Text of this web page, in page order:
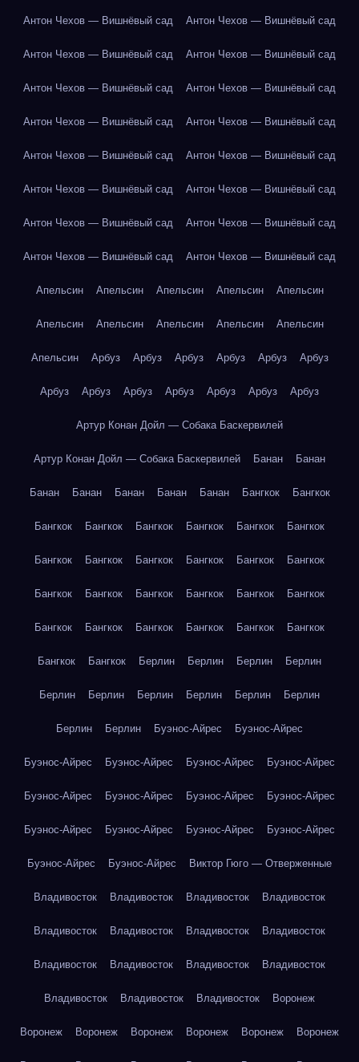
Антон Чехов — Вишнёвый сад Антон Чехов — Вишнёвый сад
Антон Чехов — Вишнёвый сад Антон Чехов — Вишнёвый сад
Антон Чехов — Вишнёвый сад Антон Чехов — Вишнёвый сад
Антон Чехов — Вишнёвый сад Антон Чехов — Вишнёвый сад
Антон Чехов — Вишнёвый сад Антон Чехов — Вишнёвый сад
Антон Чехов — Вишнёвый сад Антон Чехов — Вишнёвый сад
Антон Чехов — Вишнёвый сад Антон Чехов — Вишнёвый сад
Антон Чехов — Вишнёвый сад Антон Чехов — Вишнёвый сад
Апельсин Апельсин Апельсин Апельсин Апельсин
Апельсин Апельсин Апельсин Апельсин Апельсин
Апельсин Арбуз Арбуз Арбуз Арбуз Арбуз Арбуз
Арбуз Арбуз Арбуз Арбуз Арбуз Арбуз Арбуз
Артур Конан Дойл — Собака Баскервилей
Артур Конан Дойл — Собака Баскервилей Банан Банан
Банан Банан Банан Банан Банан Бангкок Бангкок
Бангкок Бангкок Бангкок Бангкок Бангкок Бангкок
Бангкок Бангкок Бангкок Бангкок Бангкок Бангкок
Бангкок Бангкок Бангкок Бангкок Бангкок Бангкок
Бангкок Бангкок Бангкок Бангкок Бангкок Бангкок
Бангкок Бангкок Берлин Берлин Берлин Берлин
Берлин Берлин Берлин Берлин Берлин Берлин
Берлин Берлин Буэнос-Айрес Буэнос-Айрес
Буэнос-Айрес Буэнос-Айрес Буэнос-Айрес Буэнос-Айрес
Буэнос-Айрес Буэнос-Айрес Буэнос-Айрес Буэнос-Айрес
Буэнос-Айрес Буэнос-Айрес Буэнос-Айрес Буэнос-Айрес
Буэнос-Айрес Буэнос-Айрес Виктор Гюго — Отверженные
Владивосток Владивосток Владивосток Владивосток
Владивосток Владивосток Владивосток Владивосток
Владивосток Владивосток Владивосток Владивосток
Владивосток Владивосток Владивосток Воронеж
Воронеж Воронеж Воронеж Воронеж Воронеж Воронеж